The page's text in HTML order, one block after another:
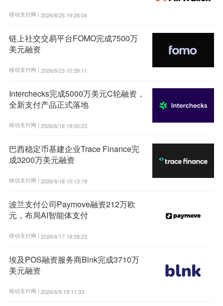
移动支付网 | 2026/6/25 19:28:04
链上社交交易平台FOMO完成7500万
美元融资
移动支付网 | 2026/6/23 10:39:11
Interchecks完成5000万美元C轮融资，
全新支付产品正式落地
移动支付网 | 2026/6/18 19:00:23
巴西稳定币基建企业Trace Finance完
成3200万美元融资
移动支付网 | 2026/6/18 10:13:19
波兰支付公司Paymove融资212万欧
元，布局AI智能体支付
移动支付网 | 2026/6/17 18:28:23
埃及POS融资服务商Blnk完成3710万
美元融资
移动支付网 | 2026/6/9 19:11:33